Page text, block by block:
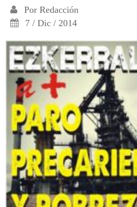
Por Redacción
7 / Dic / 2014